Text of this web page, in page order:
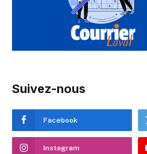
Suivez-nous
Facebook
Instagram